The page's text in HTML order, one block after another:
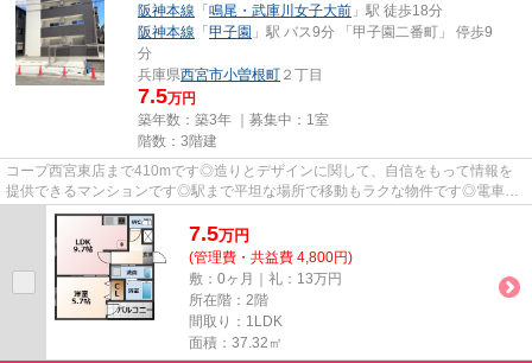
阪神本線 「 鳴尾・武庫川女子大前 」駅 徒歩18分
阪神本線 「 甲子園 」駅 バス9分 「甲子園二番町」 停歩9
分
兵庫県西宮市小曽根町 ２丁目
7.5万円
築年数：築3年 ｜募集中： 1室
階数：3階建
コープ西宮東店まで410mです◎造りとデザインに関して、自信をもって情報を
提供できるマンションです◎駅まで平坦な場所で移動もラクな物件です◎電車で
の移動がより便利になる、2駅利用...
7.5万円
(管理費・共益費 4,800円)
敷：0ヶ月｜礼：13万円
所在階：2階
間取り：1LDK
面積：37.32㎡